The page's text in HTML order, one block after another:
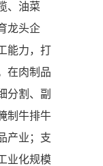
、油菜
龙头企
能力，打
在肉制品
分割、副
制牛排牛
产业；支
业化规模